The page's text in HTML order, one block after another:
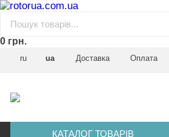
0 грн.
ru ua Доставка Оплата
КАТАЛОГ ТОВАРІВ